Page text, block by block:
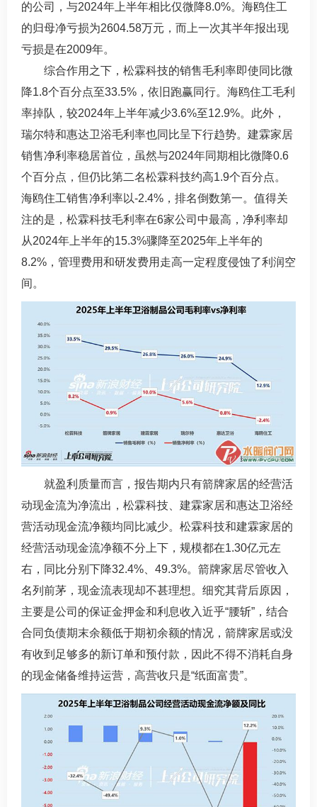
的公司，与2024年上半年相比仅微降8.0%。海鸥住工
的归母净亏损为2604.58万元，而上一次其半年报出现
亏损是在2009年。
综合作用之下，松霖科技的销售毛利率即使同比微
降1.8个百分点至33.5%，依旧跑赢同行。海鸥住工毛利
率掉队，较2024年上半年减少3.6%至12.9%。此外，
瑞尔特和惠达卫浴毛利率也同比呈下行趋势。建霖家居
销售净利率稳居首位，虽然与2024年同期相比微降0.6
个百分点，但仍比第二名松霖科技约高1.9个百分点。
海鸥住工销售净利率以-2.4%，排名倒数第一。值得关
注的是，松霖科技毛利率在6家公司中最高，净利率却
从2024年上半年的15.3%骤降至2025年上半年的
8.2%，管理费用和研发费用走高一定程度侵蚀了利润空
间。
就盈利质量而言，报告期内只有箭牌家居的经营活
动现金流为净流出，松霖科技、建霖家居和惠达卫浴经
营活动现金流净额均同比减少。松霖科技和建霖家居的
经营活动现金流净额不分上下，规模都在1.30亿元左
右，同比分别下降32.4%、49.3%。箭牌家居尽管收入
名列前茅，现金流表现却不甚理想。细究其背后原因，
主要是公司的保证金押金和利息收入近乎“腰斩”，结合
合同负债期末余额低于期初余额的情况，箭牌家居或没
有收到足够多的新订单和预付款，因此不得不消耗自身
的现金储备维持运营，高营收只是“纸面富贵”。